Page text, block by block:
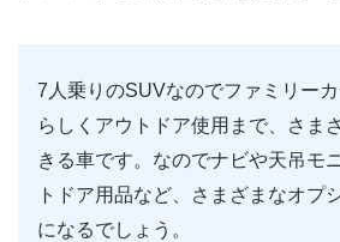
7人乗りのSUVなのでファミリー
らしくアウトドア使用まで、さま
きる車です。なのでナビや天吊モ
トドア用品など、さまざまなオプ
になるでしょう。